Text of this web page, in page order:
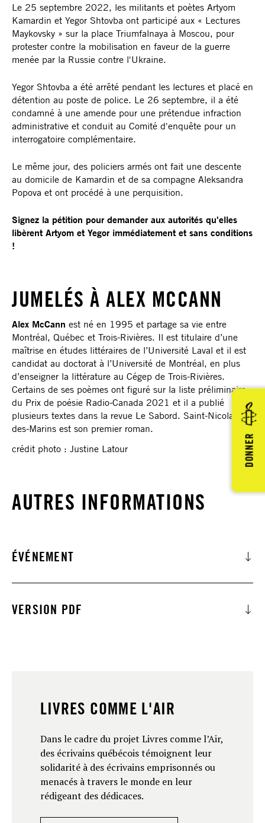
DONNER
Le 25 septembre 2022, les militants et poètes Artyom
Kamardin et Yegor Shtovba ont participé aux « Lectures
Maykovsky » sur la place Triumfalnaya à Moscou, pour
protester contre la mobilisation en faveur de la guerre
menée par la Russie contre l'Ukraine.
Yegor Shtovba a été arrêté pendant les lectures et placé en
détention au poste de police. Le 26 septembre, il a été
condamné à une amende pour une prétendue infraction
administrative et conduit au Comité d'enquête pour un
interrogatoire complémentaire.
Le même jour, des policiers armés ont fait une descente
au domicile de Kamardin et de sa compagne Aleksandra
Popova et ont procédé à une perquisition.
Signez la pétition pour demander aux autorités qu'elles
libèrent Artyom et Yegor immédiatement et sans conditions
!
JUMELÉS ÀALEX MCCANN
Alex McCann est né en 1995 et partage sa vie entre
Montréal, Québec et Trois-Rivières. Il est titulaire d’une
maîtrise en études littéraires de l’Université Laval et il est
candidat au doctorat à l’Université de Montréal, en plus
d’enseigner la littérature au Cégep de Trois-Rivières.
Certains de ses poèmes ont figuré sur la liste préliminaire
du Prix de poésie Radio-Canada 2021 et il a publié
plusieurs textes dans la revue Le Sabord. Saint-Nicolas-
des-Marins est son premier roman.
crédit photo : Justine Latour
AUTRES INFORMATIONS
ÉVÉNEMENT
Alex McCann
VERSION PDF
LIVRES COMME L'AIR
Dans le cadre du projet Livres comme l’Air,
des écrivains québécois témoignent leur
solidarité à des écrivains emprisonnés ou
menacés à travers le monde en leur
rédigeant des dédicaces.